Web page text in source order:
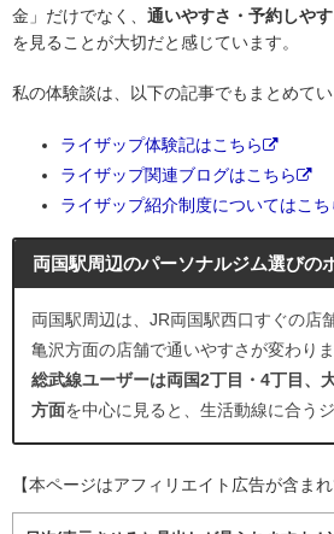
金」だけでなく、 通いやすさ・予約しや
を見ることが大切だと感じています。
私の体験談は、以下の記事でもまとめてい
ライザップ体験記はこちら
ライザップ関連ブログはこちら
ライザップ紹介制度についてはこち
両国駅周辺のパーソナルジム選びの
両国駅周辺は、JR両国駅西口すぐの店
亀沢方面の店舗で通いやすさが変わりま
総武線ユーザーは両国2丁目・4丁目、
方面を中心に見ると、生活動線に合う
【本ページはアフィリエイト広告が含まれ